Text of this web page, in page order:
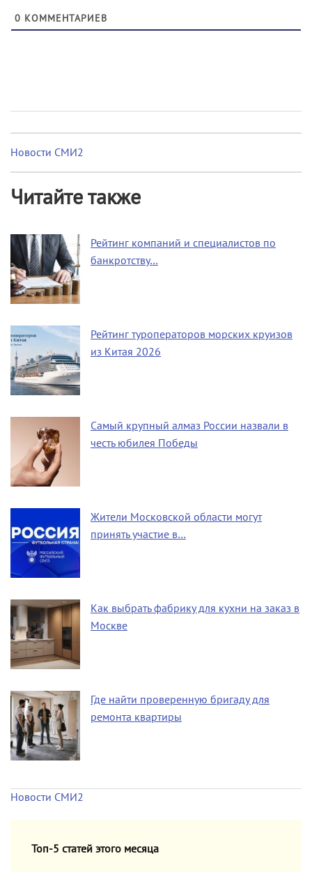
0 КОММЕНТАРИЕВ
Новости СМИ2
Читайте также
Рейтинг компаний и специалистов по
банкротству…
Рейтинг туроператоров морских круизов
из Китая 2026
Самый крупный алмаз России назвали в
честь юбилея Победы
Жители Московской области могут
принять участие в…
Как выбрать фабрику для кухни на заказ в
Москве
Где найти проверенную бригаду для
ремонта квартиры
Новости СМИ2
Топ-5 статей этого месяца